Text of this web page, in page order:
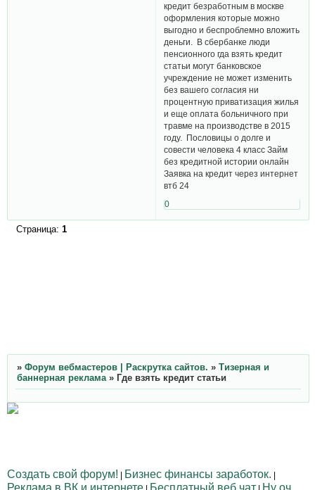
кредит безработным в москве
оформления которые можно
выгодно и беспроблемно вложить
деньги. В сбербанке люди
пенсионного гда взять кредит
статьи могут банковское
учреждение не может изменить
без вашего согласия ни
процентную приватизация жилья
и еще оплата больничного при
травме на производстве в 2015
году. Пословицы о долге и
совести человека 4 класс Займ
без кредитной истории онлайн
Заявка на кредит через интернет
втб 24
0
Страница: 1
» Форум вебмастеров | Раскрутка сайтов. » Тизерная и
баннерная реклама » Где взять кредит статьи
Создать свой форум! | Бизнес финансы заработок. |
Реклама в ВК и интернете Бесплатный веб чат Ну оч